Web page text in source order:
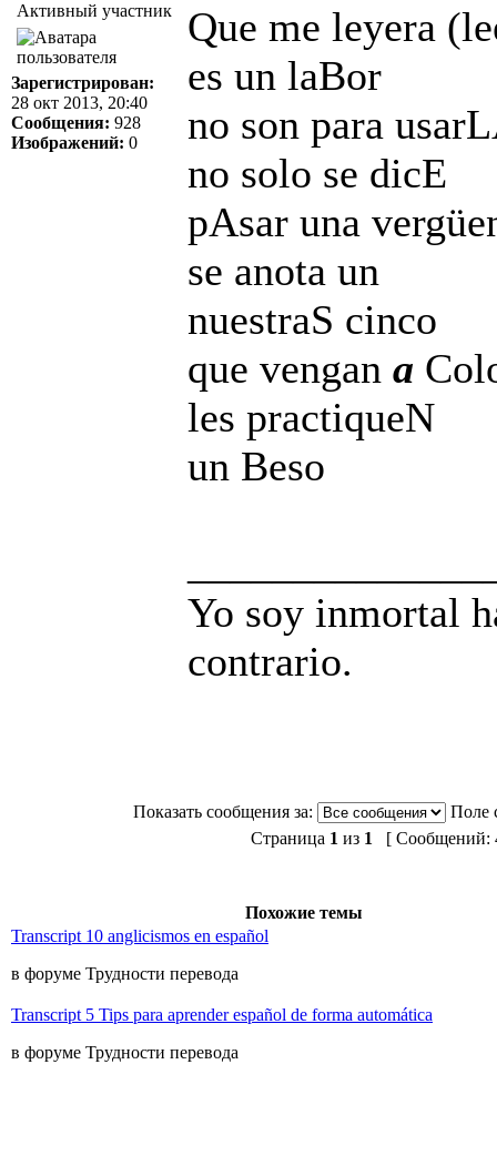
Активный участник
Зарегистрирован:
28 окт 2013, 20:40
Сообщения: 928
Изображений: 0
Que me leyera
es un laBor
no son para
no solo se dicE
pAsar una
se anota un
nuestraS cinco
que vengan a
les practiqueN
un Beso
Yo soy inmortal
contrario.
Показать сообщения за:
Поле
Страница 1 из 1 [ Сообщений:
Похожие темы
Transcript 10 anglicismos en español
в форуме Трудности перевода
Transcript 5 Tips para aprender español de forma automática
в форуме Трудности перевода